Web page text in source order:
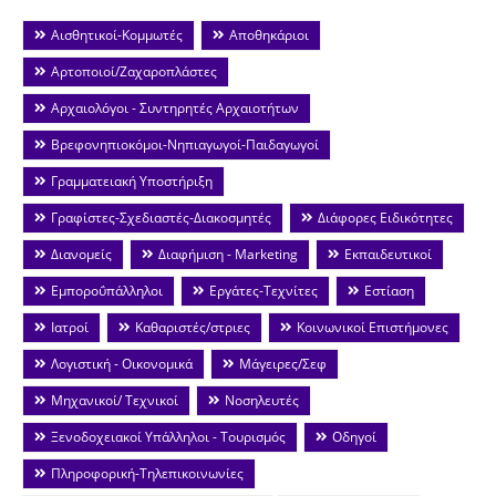
Αισθητικοί-Κομμωτές
Αποθηκάριοι
Αρτοποιοί/Ζαχαροπλάστες
Αρχαιολόγοι - Συντηρητές Αρχαιοτήτων
Βρεφονηπιοκόμοι-Νηπιαγωγοί-Παιδαγωγοί
Γραμματειακή Υποστήριξη
Γραφίστες-Σχεδιαστές-Διακοσμητές
Διάφορες Ειδικότητες
Διανομείς
Διαφήμιση - Marketing
Εκπαιδευτικοί
Εμποροΰπάλληλοι
Εργάτες-Τεχνίτες
Εστίαση
Ιατροί
Καθαριστές/στριες
Κοινωνικοί Επιστήμονες
Λογιστική - Οικονομικά
Μάγειρες/Σεφ
Μηχανικοί/ Τεχνικοί
Νοσηλευτές
Ξενοδοχειακοί Υπάλληλοι - Τουρισμός
Οδηγοί
Πληροφορική-Τηλεπικοινωνίες